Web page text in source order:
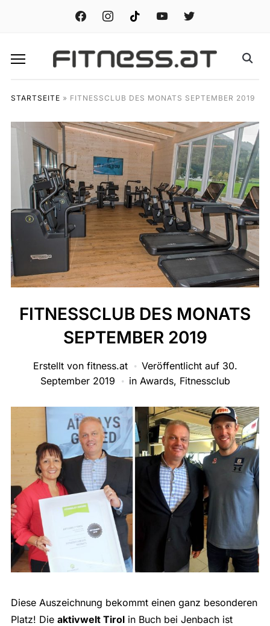
facebook instagramtiktok youtube twitter
STARTSEITE » FITNESSCLUB DES MONATS SEPTEMBER 2019
FITNESSCLUB DES MONATS
SEPTEMBER 2019
Erstellt von fitness.at Veröffentlicht auf 30.
September 2019
in Awards, Fitnessclub
Diese Auszeichnung bekommt einen ganz besonderen
Platz! Die aktivwelt Tirolin Buch bei Jenbach ist